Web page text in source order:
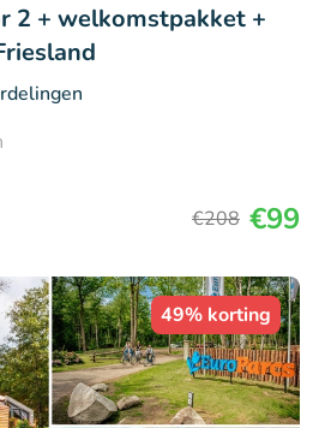
2 + welkomstpakket +
€208 €99
49% korting